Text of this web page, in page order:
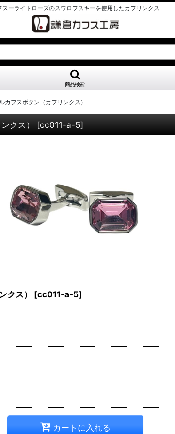
スーライトローズのスワロフスキーを使用したカフリンクス
商品検索
カフスボタン（カフリンクス）
クス） [cc011-a-5]
クス） [cc011-a-5]
カートに入れる